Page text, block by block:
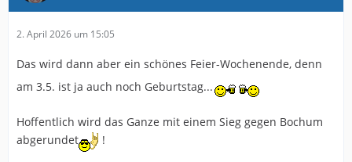
2. April 2026 um 15:05
Das wird dann aber ein schönes Feier-Wochenende, denn
am 3.5. ist ja auch noch Geburtstag...
Hoffentlich wird das Ganze mit einem Sieg gegen Bochum
abgerundet
!